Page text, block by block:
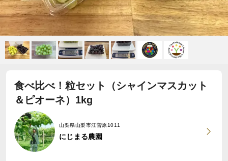
食べ比べ！粒セット（シャインマスカット
＆ピオーネ）1kg
山梨県山梨市江曽原1011
にじまる農園